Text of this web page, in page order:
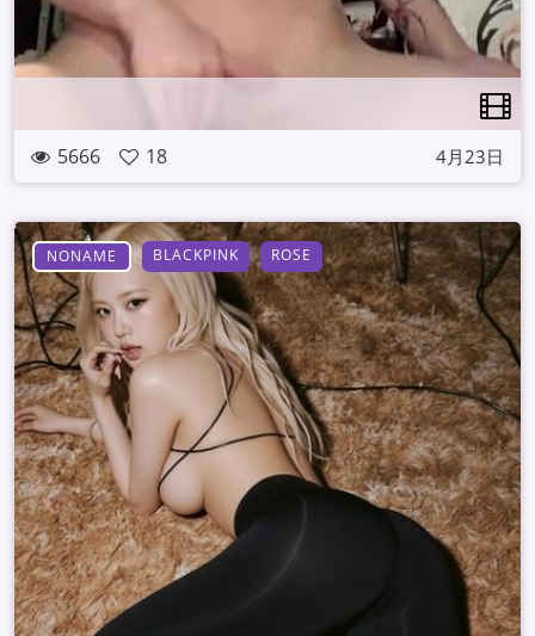
5666 18 4月23日
NONAME BLACKPINK ROSE